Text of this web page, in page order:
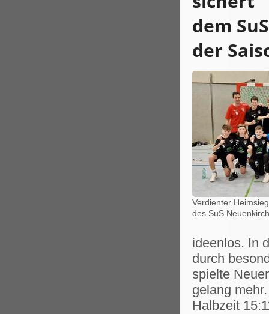
dem
der
Verdienter
des SuS
ideenlos. In
durch
spielte
gelang
Halbzeit